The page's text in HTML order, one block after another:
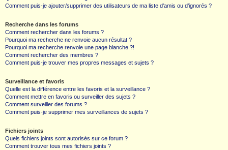
Comment puis-je ajouter/supprimer des utilisateurs de ma liste d’amis ou d’ignorés ?
Recherche dans les forums
Comment rechercher dans les forums ?
Pourquoi ma recherche ne renvoie aucun résultat ?
Pourquoi ma recherche renvoie une page blanche ?!
Comment rechercher des membres ?
Comment puis-je trouver mes propres messages et sujets ?
Surveillance et favoris
Quelle est la différence entre les favoris et la surveillance ?
Comment mettre en favoris ou surveiller des sujets ?
Comment surveiller des forums ?
Comment puis-je supprimer mes surveillances de sujets ?
Fichiers joints
Quels fichiers joints sont autorisés sur ce forum ?
Comment trouver tous mes fichiers joints ?